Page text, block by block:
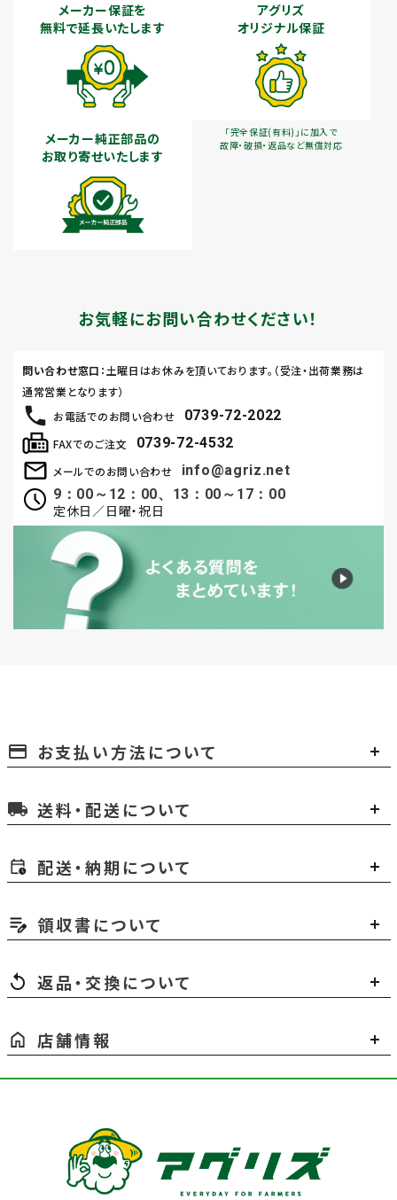
メーカー保証を
無料で延長いたします
アグリズ
オリジナル保証
「完全保証(有料)」に加入で
故障・破損・返品など無償対応
メーカー純正部品の
お取り寄せいたします
お気軽にお問い合わせください！
お電話でのお問い合わせ 0739-72-2022
メールでのお問い合わせ
info@agriz.net
9：00～12：00、13：00～17：00
定休日／日曜・祝日
FAXでのご注文 0739-72-4532
問い合わせ窓口 ：土曜日はお休みを頂いております。（受注・出荷業務は
通常営業となります）
payment お支払い方法について
local_shipping 送料・配送について
配送・納期について
領収書について
返品・交換について
店舗情報